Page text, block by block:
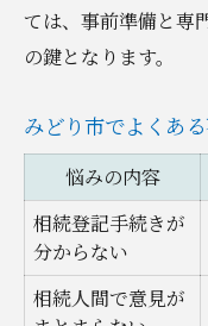
ては、事前準備と専
の鍵となります。
みどり市でよくあ
悩みの内容
相続登記手続きが
分からない
相続人間で意見が